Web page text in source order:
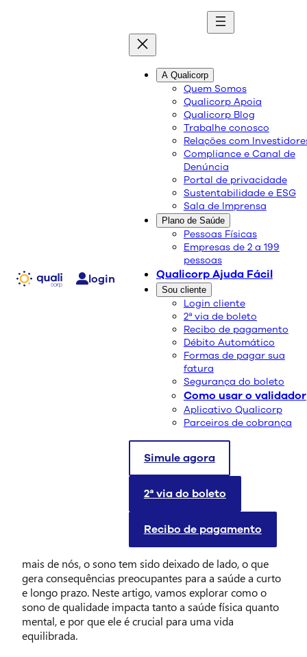
login
A Qualicorp
Quem Somos
Qualicorp Apoia
Qualicorp Blog
Trabalhe conosco
Relações com
Compliance e Canal de
Denúncia
Portal de privacidade
Sustentabilidade e ESG
Sala de Imprensa
Plano de Saúde
Pessoas Físicas
Empresas de 2 a 199
pessoas
Qualicorp Ajuda Fácil
Sou cliente
Login cliente
2ª via de boleto
Recibo de pagamento
Débito Automático
Formas de pagar sua
fatura
Segurança do boleto
Como usar o validador
Aplicativo Qualicorp
Parceiros de cobrança
Simule agora
2ª via do boleto
Recibo de pagamento
blog
Conteúdo de qualidade e as melhores soluções
O impacto do sono de
qualidade na saúde física e
26/11/2024
Compartilhe:
O sono desempenha um papel fundamental na saúde
física e mental, e a qualidade do sono que temos todas
as noites afeta profundamente nosso bem-estar geral.
funcionamento do sistema imunológico e a regulação
emocional. Com a vida moderna exigindo cada vez
mais de nós, o sono tem sido deixado de lado, o que
gera consequências preocupantes para a saúde a curto
e longo prazo. Neste artigo, vamos explorar como o
sono de qualidade impacta tanto a saúde física quanto
mental, e por que ele é crucial para uma vida
equilibrada.